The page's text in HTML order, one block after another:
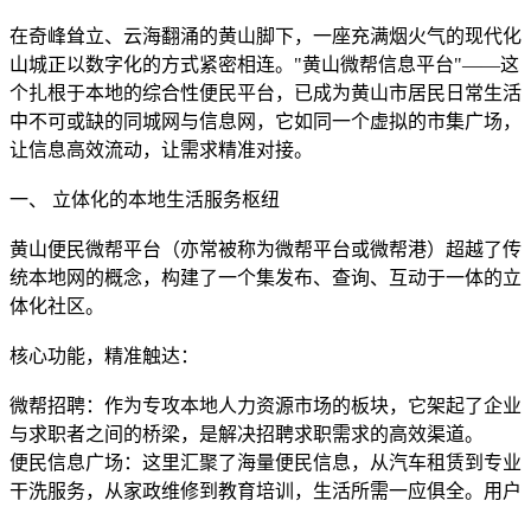
在奇峰耸立、云海翻涌的黄山脚下，一座充满烟火气的现代化
山城正以数字化的方式紧密相连。"黄山微帮信息平台"——这
个扎根于本地的综合性便民平台，已成为黄山市居民日常生活
中不可或缺的同城网与信息网，它如同一个虚拟的市集广场，
让信息高效流动，让需求精准对接。
一、 立体化的本地生活服务枢纽
黄山便民微帮平台（亦常被称为微帮平台或微帮港）超越了传
统本地网的概念，构建了一个集发布、查询、互动于一体的立
体化社区。
核心功能，精准触达：
微帮招聘：作为专攻本地人力资源市场的板块，它架起了企业
与求职者之间的桥梁，是解决招聘求职需求的高效渠道。
便民信息广场：这里汇聚了海量便民信息，从汽车租赁到专业
干洗服务，从家政维修到教育培训，生活所需一应俱全。用户